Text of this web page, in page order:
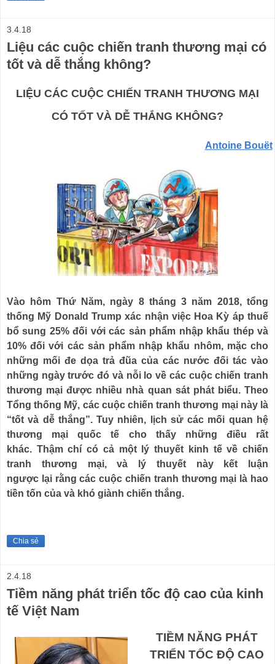
3.4.18
Liệu các cuộc chiến tranh thương mại có
tốt và dễ thắng không?
LIỆU CÁC CUỘC CHIẾN TRANH THƯƠNG MẠI
CÓ TỐT VÀ DỄ THẮNG KHÔNG?
Antoine Bouët
Vào hôm Thứ Năm, ngày 8 tháng 3 năm 2018, tổng
thống Mỹ Donald Trumpxác nhận việc Hoa Kỳ áp thuế
bổ sung 25% đối với các sản phẩm nhập khẩu thép và
10% đối với các sản phẩm nhập khẩu nhôm, mặc cho
những mối đe dọa trả đũa của các nước đối tác vào
những ngày trước đó và nỗi lo về các cuộc chiến tranh
thương mại được nhiều nhà quan sát phát biểu. Theo
Tổng thống Mỹ, các cuộc chiến tranh thương mại này là
“tốt và dễ thắng”. Tuy nhiên, lịch sử các mối quan hệ
thương mại quốc tế cho thấy những điều rất
khác. Thậm chí có cả một lý thuyết kinh tế về chiến
tranh thương mại, và lý thuyết này kết luận
ngược lạirằng các cuộc chiến tranh thương mại là hao
tiền tốn của và khó giành chiến thắng.
Chia sẻ
2.4.18
Tiềm năng phát triển tốc độ cao của kinh
tế Việt Nam
TIỀM NĂNG PHÁT
TRIỂN TỐC ĐỘ CAO